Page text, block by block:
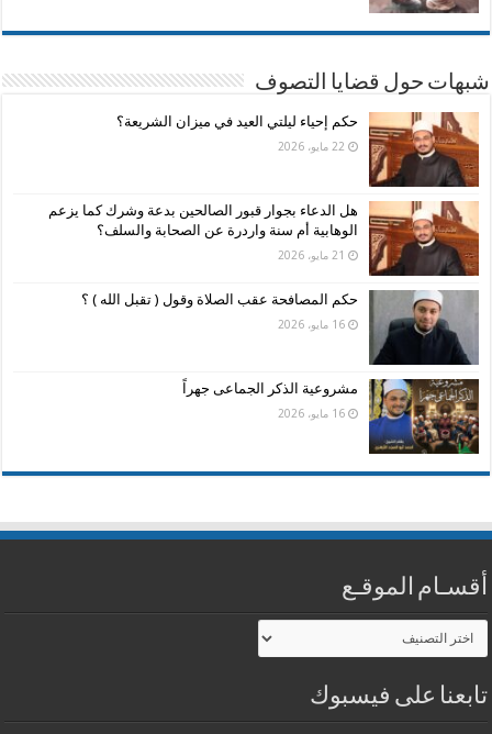
شبهات حول قضايا التصوف
حكم إحياء ليلتي العيد في ميزان الشريعة؟
22 مايو، 2026
هل الدعاء بجوار قبور الصالحين بدعة وشرك كما يزعم
الوهابية أم سنة واردرة عن الصحابة والسلف؟
21 مايو، 2026
حكم المصافحة عقب الصلاة وقول ( تقبل الله ) ؟
16 مايو، 2026
مشروعية الذكر الجماعى جهراً
16 مايو، 2026
أقسـام الموقـع
أقسـام
الموقـع
تابعنا على فيسبوك